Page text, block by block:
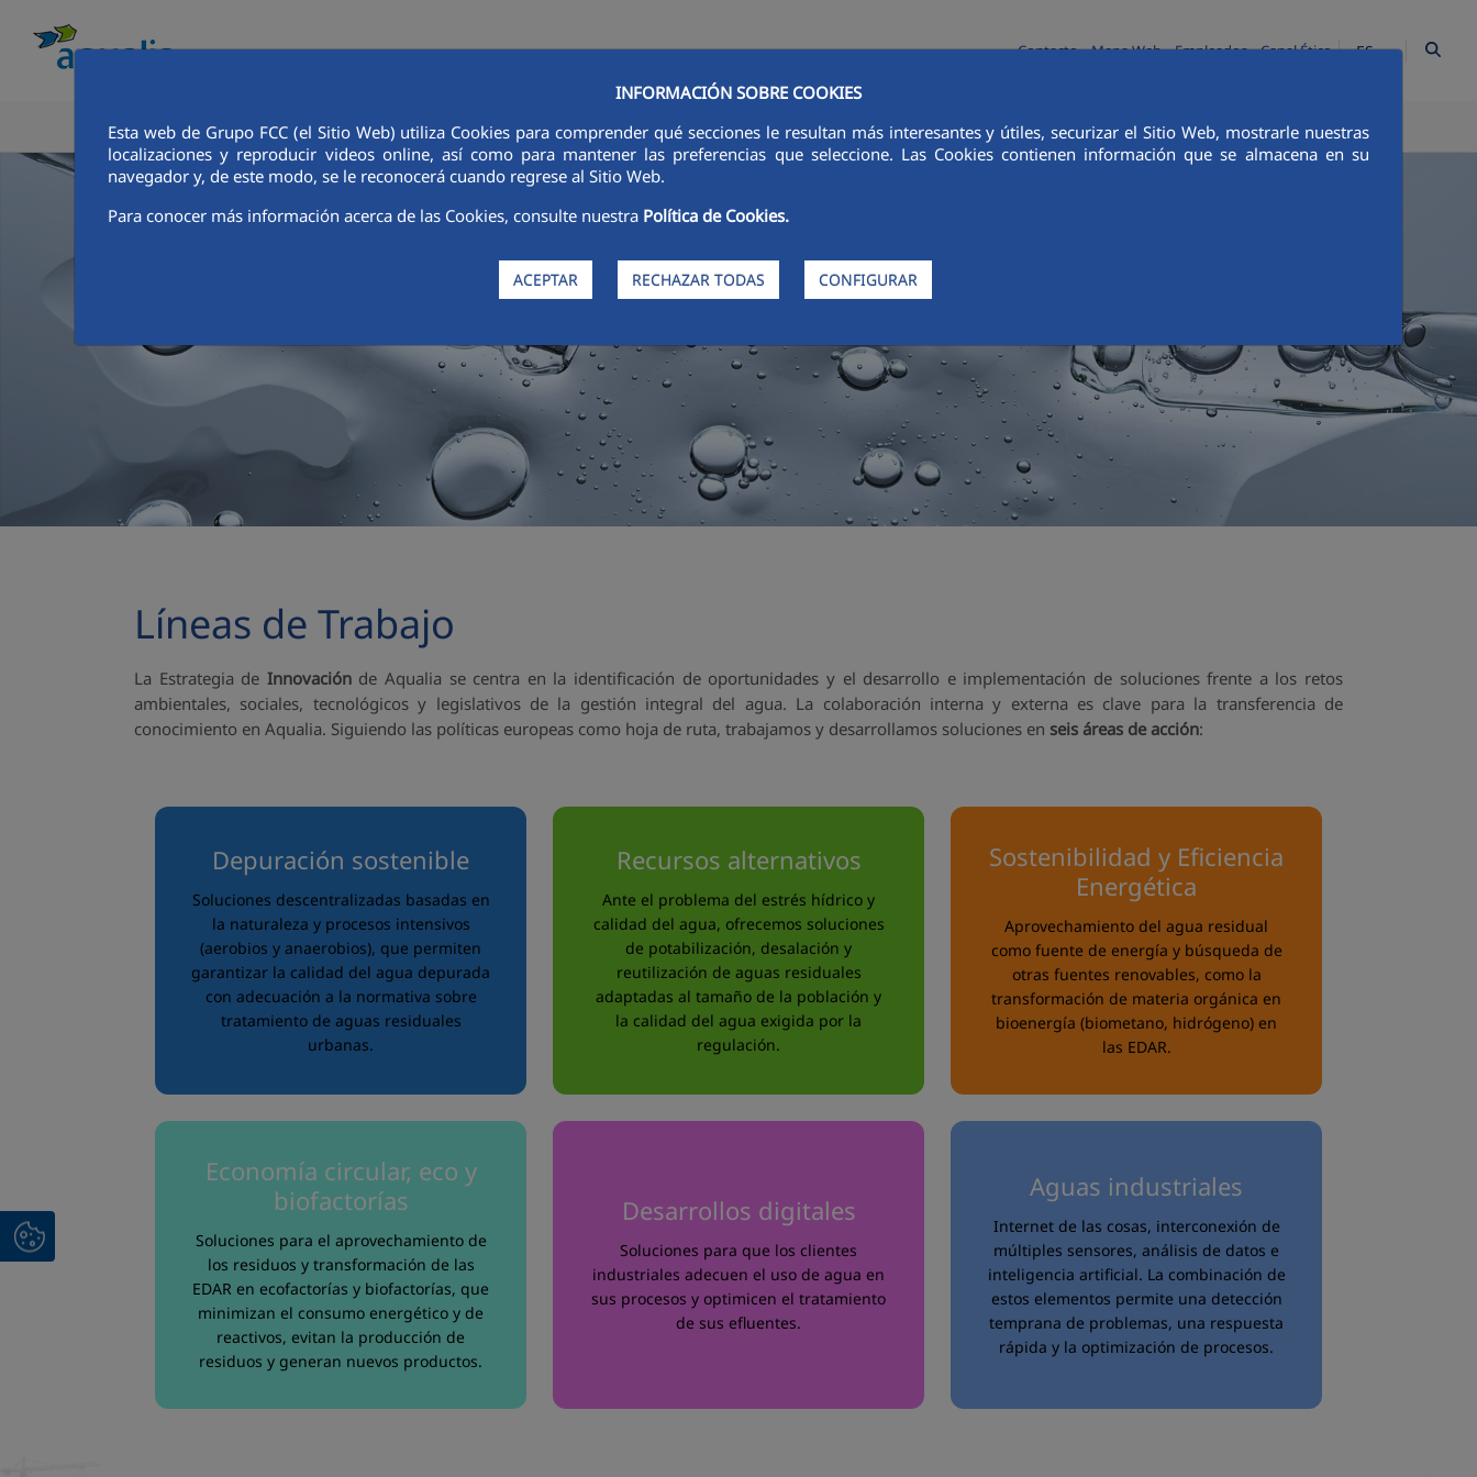
INFORMACIÓN SOBRE COOKIES
Esta web de Grupo FCC (el Sitio Web) utiliza Cookies para comprender qué secciones le resultan más interesantes y útiles, securizar el Sitio Web, mostrarle nuestras
localizaciones y reproducir videos online, así como para mantener las preferencias que seleccione. Las Cookies contienen información que se almacena en su
navegador y, de este modo, se le reconocerá cuando regrese al Sitio Web.
Para conocer más información acerca de las Cookies, consulte nuestra Política de Cookies.
ACEPTAR RECHAZAR TODAS CONFIGURAR
Contacto Mapa Web Empleados Canal Ético ES
CONOCE AQUALIA ANALISTAS E INVERSORES INNOVACIÓN DIGITALIZACIÓN SOSTENIBILIDAD ÉTICA E INTEGRIDAD COMUNICACIÓN
Líneas de Trabajo
La Estrategia de Innovación de Aqualia se centra en la identificación de oportunidades y el desarrollo e implementación de soluciones frente a los retos
ambientales, sociales, tecnológicos y legislativos de la gestión integral del agua. La colaboración interna y externa es clave para la transferencia de
conocimiento en Aqualia. Siguiendo las políticas europeas como hoja de ruta, trabajamos y desarrollamos soluciones en seis áreas de acción:
Depuración sostenible
Soluciones descentralizadas basadas en
la naturaleza y procesos intensivos
(aerobios y anaerobios), que permiten
garantizar la calidad del agua depurada
con adecuación a la normativa sobre
tratamiento de aguas residuales
urbanas.
Recursos alternativos
Ante el problema del estrés hídrico y
calidad del agua, ofrecemos soluciones
de potabilización, desalación y
reutilización de aguas residuales
adaptadas al tamaño de la población y
la calidad del agua exigida por la
regulación.
Sostenibilidad y Eficiencia
Energética
Aprovechamiento del agua residual
como fuente de energía y búsqueda de
otras fuentes renovables, como la
transformación de materia orgánica en
bioenergía (biometano, hidrógeno) en
las EDAR.
Economía circular, eco y
biofactorías
Soluciones para el aprovechamiento de
los residuos y transformación de las
EDAR en ecofactorías y biofactorías, que
minimizan el consumo energético y de
reactivos, evitan la producción de
residuos y generan nuevos productos.
Desarrollos digitales
Soluciones para que los clientes
industriales adecuen el uso de agua en
sus procesos y optimicen el tratamiento
de sus efluentes.
Aguas industriales
Internet de las cosas, interconexión de
múltiples sensores, análisis de datos e
inteligencia artificial. La combinación de
estos elementos permite una detección
temprana de problemas, una respuesta
rápida y la optimización de procesos.